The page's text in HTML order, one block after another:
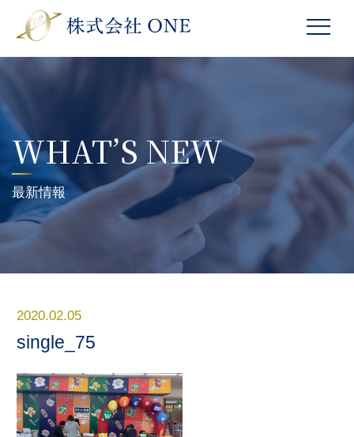
WHAT’S NEW
最新情報
2020.02.05
single_75